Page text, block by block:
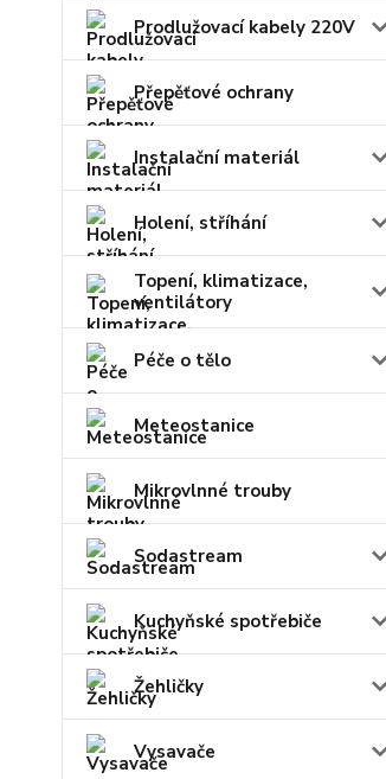
Prodlužovací kabely 220V
Přepěťové ochrany
Instalační materiál
Holení, stříhání
Topení, klimatizace,
ventilátory
Péče o tělo
Meteostanice
Mikrovlnné trouby
Sodastream
Kuchyňské spotřebiče
Žehličky
Vysavače